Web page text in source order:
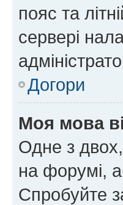
пояс та
сервері
Догори
Моя мова
Одне з
на форумі,
Спробуйте